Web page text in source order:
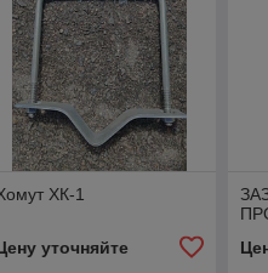
ХК-1
уточняйте